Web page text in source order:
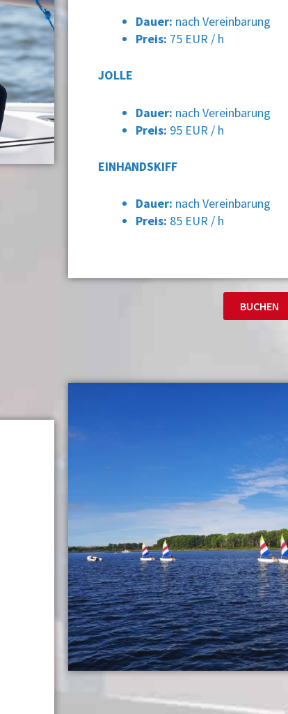
Dauer: nach Vereinbarung
Preis: 75 EUR / h
JOLLE
Dauer: nach Vereinbarung
Preis: 95 EUR / h
EINHANDSKIFF
Dauer: nach Vereinbarung
Preis: 85 EUR / h
BUCHEN